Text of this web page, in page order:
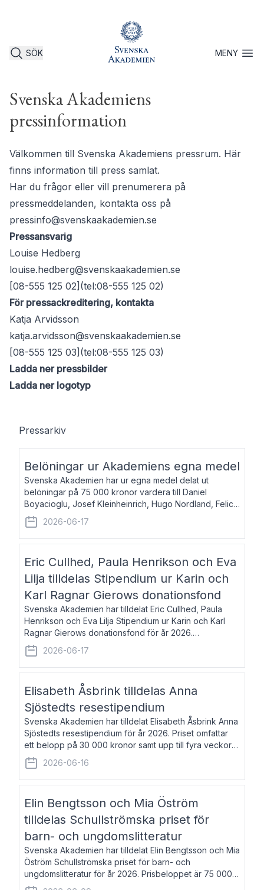
SÖK MENYÖppna
Svenska Akademiens
pressinformation
Välkommen till Svenska Akademiens pressrum. Här
finns information till press samlat.
Har du frågor eller vill prenumerera på
pressmeddelanden, kontakta oss på
pressinfo@svenskaakademien.se
Pressansvarig
Louise Hedberg
louise.hedberg@svenskaakademien.se
[08-555 125 02](tel:08-555 125 02)
För pressackreditering, kontakta
Katja Arvidsson
katja.arvidsson@svenskaakademien.se
[08-555 125 03](tel:08-555 125 03)
Ladda ner pressbilder
Ladda ner logotyp
Pressarkiv
Belöningar ur Akademiens egna medel
Svenska Akademien har ur egna medel delat ut
belöningar på 75 000 kronor vardera till Daniel
Boyacioglu, Josef Kleinheinrich, Hugo Nordland, Felicia
Stenroth och Svante Strandberg. Daniel Boyacioglu,
född 1981, är poet och scenartist. Josef
2026-06-17
Eric Cullhed, Paula Henrikson och Eva
Lilja tilldelas Stipendium ur Karin och
Karl Ragnar Gierows donationsfond
Svenska Akademien har tilldelat Eric Cullhed, Paula
Henrikson och Eva Lilja Stipendium ur Karin och Karl
Ragnar Gierows donationsfond för år 2026.
Stipendiebeloppet är på 70 000 kronor vardera. Eric
Cullhed, född 1985, är professor i grekis
2026-06-17
Elisabeth Åsbrink tilldelas Anna
Sjöstedts resestipendium
Svenska Akademien har tilldelat Elisabeth Åsbrink Anna
Sjöstedts resestipendium för år 2026. Priset omfattar
ett belopp på 30 000 kronor samt upp till fyra veckors
fri vistelse i Akademiens lägenhet i Berlin. Elisabeth
Åsbrink, född 1965 oc
2026-06-16
Elin Bengtsson och Mia Öström
tilldelas Schullströmska priset för
barn- och ungdomslitteratur
Svenska Akademien har tilldelat Elin Bengtsson och Mia
Öström Schullströmska priset för barn- och
ungdomslitteratur för år 2026. Prisbeloppet är 75 000
kronor vardera. Elin Bengtsson, född 1987, är författare